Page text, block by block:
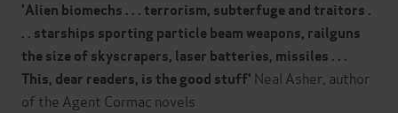
'Alien biomechs . . . terrorism, subterfuge and traitors .
. . starships sporting particle beam weapons, railguns
the size of skyscrapers, laser batteries, missiles . . .
This, dear readers, is the good stuff' Neal Asher, author
of the Agent Cormac novels